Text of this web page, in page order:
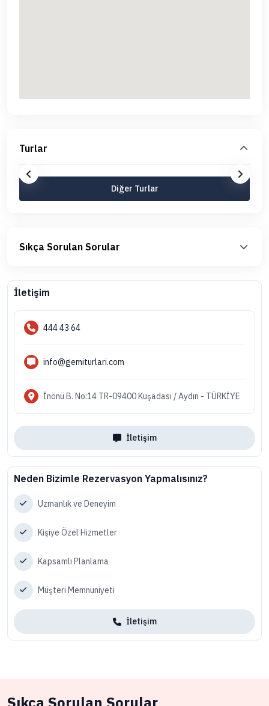
Turlar
Diğer Turlar
Sıkça Sorulan Sorular
İletişim
444 43 64
info@gemiturlari.com
İnönü B. No:14 TR-09400 Kuşadası / Aydın - TÜRKİYE
İletişim
Neden Bizimle Rezervasyon Yapmalısınız?
Uzmanlık ve Deneyim
Kişiye Özel Hizmetler
Kapsamlı Planlama
Müşteri Memnuniyeti
İletişim